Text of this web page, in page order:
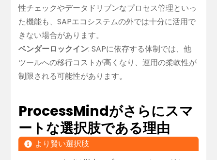
性チェックやデータドリブンなプロセス管理といっ
た機能も、SAPエコシステムの外では十分に活用で
きない場合があります。
ベンダーロックイン: SAPに依存する体制では、他
ツールへの移行コストが高くなり、運用の柔軟性が
制限される可能性があります。
ProcessMindがさらにスマ
ートな選択肢である理由
より賢い選択肢